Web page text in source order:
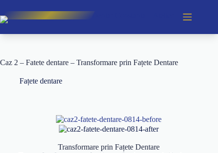
Caz 2 – Fatete dentare – Transformare prin Fațete Dentare
Fațete dentare
Transformare prin Fațete Dentare